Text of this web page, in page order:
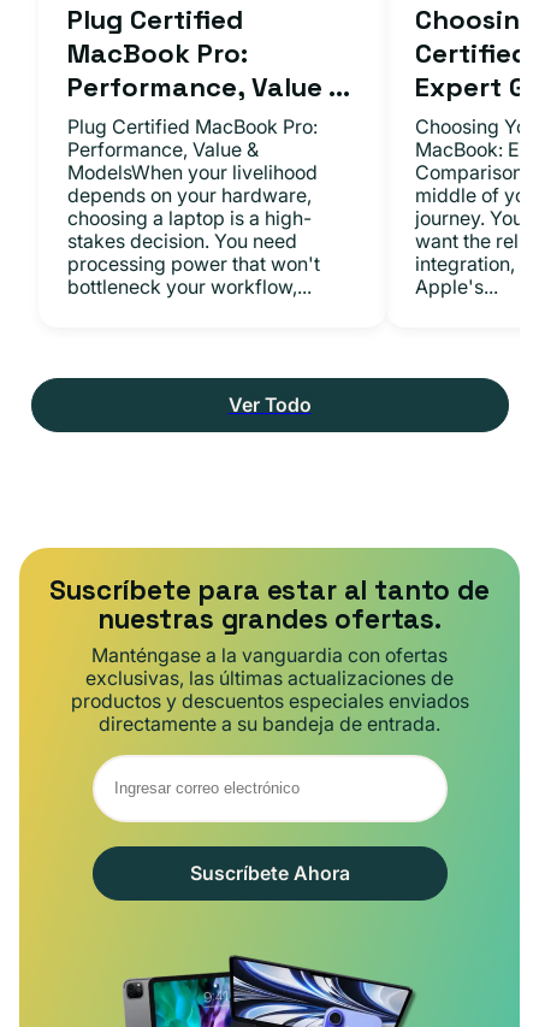
Plug Certified
MacBook Pro:
Performance, Value ...
Plug Certified MacBook Pro:
Performance, Value &
ModelsWhen your livelihood
depends on your hardware,
choosing a laptop is a high-
stakes decision. You need
processing power that won't
bottleneck your workflow,...
Certified
Expert
Choosing
MacBook:
middle of
journey. You
want the
integration,
Apple's...
Ver Todo
Suscríbete para estar al tanto de
nuestras grandes ofertas.
Manténgase a la vanguardia con ofertas
exclusivas, las últimas actualizaciones de
productos y descuentos especiales enviados
directamente a su bandeja de entrada.
Suscríbete Ahora